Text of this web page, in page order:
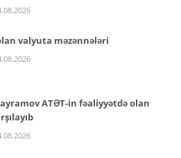
valyuta məzənnələri
ATƏT-in fəaliyyətdə olan